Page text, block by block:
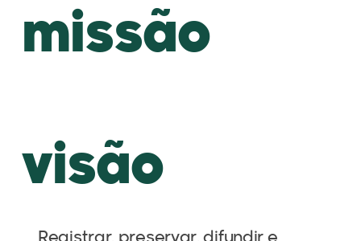
missão
visão